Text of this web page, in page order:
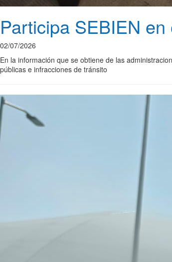
Participa SEBIEN
02/07/2026
En la información que se obtiene de las
públicas e infracciones de tránsito